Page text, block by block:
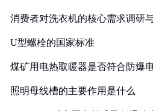
消费者对洗衣机的核心需求调研
U型螺栓的国家标准
煤矿用电热取暖器是否符合防爆
照明母线槽的主要作用是什么